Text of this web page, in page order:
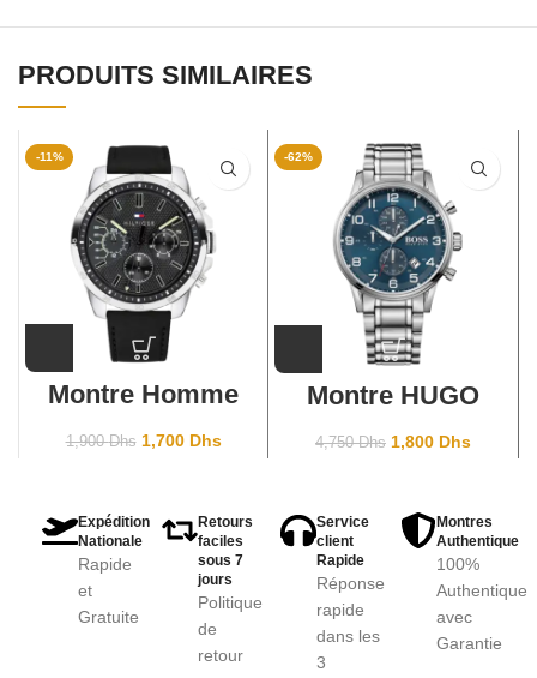
PRODUITS SIMILAIRES
-11%
Montre Homme
Iconic 1791563
1,900Dhs 1,700 Dhs
-62%
Montre HUGO
1513183 Ocean
4,750Dhs 1,800 Dhs
Expédition
Nationale
Rapide
et
Gratuite
Retours
faciles
sous 7
jours
Politique
de
retour
Service
client
Rapide
Réponse
rapide
dans les
3
Montres
Authentique
100%
Authentique
avec
Garantie